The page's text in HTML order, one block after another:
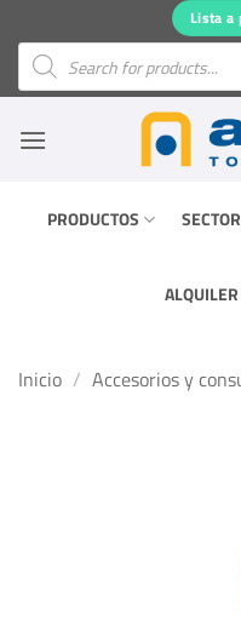
contenido
Lista a
Búsqueda
productos
PRODUCTOS
ALQUILER
Inicio / Accesorios y